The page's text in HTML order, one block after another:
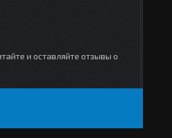
и оставляйте отзывы о